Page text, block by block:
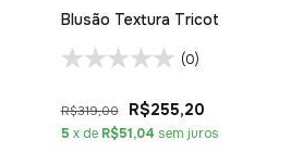
Blusão Textura Tricot
(0)
R$319,00 R$255,20
5 x de R$51,04 sem juros